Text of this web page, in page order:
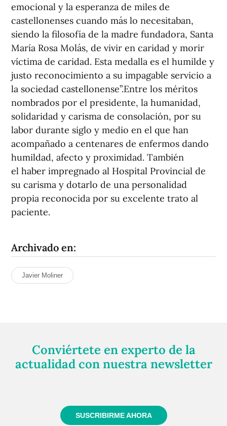
emocional y la esperanza de miles de
castellonenses cuando más lo necesitaban,
siendo la filosofía de la madre fundadora, Santa
María Rosa Molás, de vivir en caridad y morir
víctima de caridad. Esta medalla es el humilde y
justo reconocimiento a su impagable servicio a
la sociedad castellonense”.Entre los méritos
nombrados por el presidente, la humanidad,
solidaridad y carisma de consolación, por su
labor durante siglo y medio en el que han
acompañado a centenares de enfermos dando
humildad, afecto y proximidad. También
el haber impregnado al Hospital Provincial de
su carisma y dotarlo de una personalidad
propia reconocida por su excelente trato al
paciente.
Archivado en:
Javier Moliner
Conviértete en experto de la
actualidad con nuestra newsletter
SUSCRIBIRME AHORA